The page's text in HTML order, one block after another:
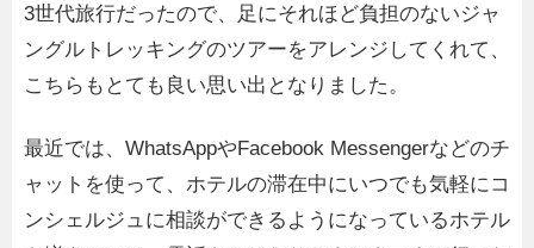
3世代旅行だったので、足にそれほど負担のないジャ
ングルトレッキングのツアーをアレンジしてくれて、
こちらもとても良い思い出となりました。
最近では、WhatsAppやFacebook Messengerなどのチ
ャットを使って、ホテルの滞在中にいつでも気軽にコ
ンシェルジュに相談ができるようになっているホテル